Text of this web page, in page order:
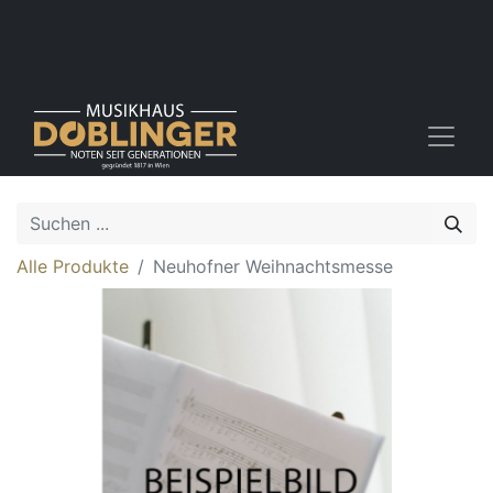
Alle Produkte Neuhofner Weihnachtsmesse